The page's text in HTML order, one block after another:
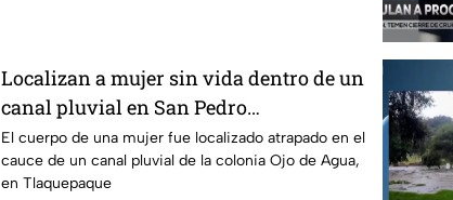
Localizan a mujer sin vida dentro de un
canal pluvial en San Pedro
Tlaquepaque
El cuerpo de una mujer fue localizado atrapado en el
cauce de un canal pluvial de la colonia Ojo de Agua,
en Tlaquepaque